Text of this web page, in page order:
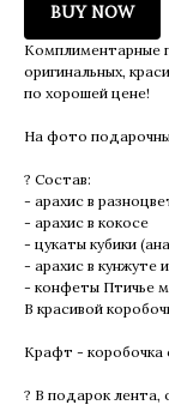
BUY NOW
Комплиментарные
оригинальных,
по хорошей цене!
На фото
? Состав:
- арахис в
- арахис в кокосе
- цукаты кубики
- арахис в кунжуте
- конфеты Птичье
В красивой
Крафт - коробочка
? В подарок лента,